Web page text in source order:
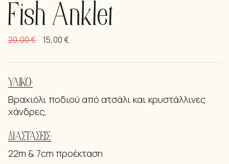
Fish Anklet
20,00€ 15,00€
ΥΛΙΚΌ:
Βραχιόλι ποδιού από ατσάλι και κρυστάλλινες
χάνδρες,
ΔΙΑΣΤΆΣΕΙΣ:
22m & 7cm προέκταση